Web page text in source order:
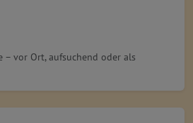
– vor Ort, aufsuchend oder als